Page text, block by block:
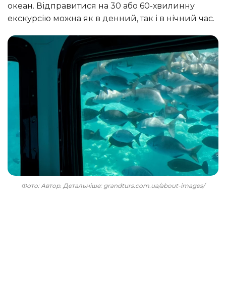
океан. Відправитися на 30 або 60-хвилинну
екскурсію можна як в денний, так і в нічний час.
Фото: Автор. Детальніше: grandturs.com.ua/about-images/